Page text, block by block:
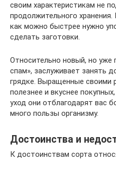
своим характеристикам не
продолжительного
как можно быстрее нужно
сделать заготовки.
Относительно новый, но уже
спам», заслуживает занять
грядке. Выращенные своими
полезнее и вкуснее
уход они отблагодарят вас
много пользы организму.
Достоинства и
К достоинствам сорта